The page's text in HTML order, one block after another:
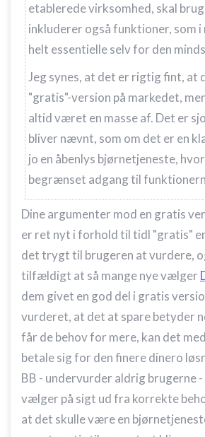
etablerede virksomhed, skal
inkluderer også funktioner, som i
helt essentielle selv for den
Jeg synes, at det er rigtig fint, at
"gratis"-version på markedet,
altid været en masse af. Det er
bliver nævnt, som om det er en
jo en åbenlys bjørnetjeneste,
begrænset adgang til
Dine argumenter mod en gratis
er ret nyt i forhold til tidl "gratis"
det trygt til brugeren at vurdere,
tilfældigt at så mange nye vælger
dem givet en god del i gratis
vurderet, at det at spare betyder
får de behov for mere, kan det
betale sig for den finere dinero
BB - undervurder aldrig brugerne
vælger på sigt ud fra korrekte
at det skulle være en